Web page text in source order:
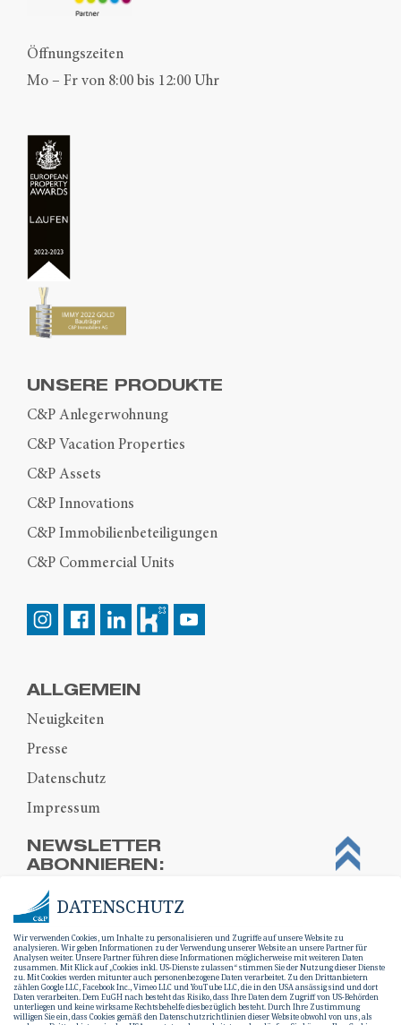
Öffnungszeiten
Mo – Fr von 8:00 bis 12:00 Uhr
UNSERE PRODUKTE
C&P Anlegerwohnung
C&P Vacation Properties
C&P Assets
C&P Innovations
C&P Immobilienbeteiligungen
C&P Commercial Units
ALLGEMEIN
Neuigkeiten
Presse
Datenschutz
Impressum
NEWSLETTER
ABONNIEREN:
DATENSCHUTZ
Wir verwenden Cookies, um Inhalte zu personalisieren und Zugriffe auf unsere Website zu
analysieren. Wir geben Informationen zu der Verwendung unserer Website an unsere Partner für
Analysen weiter. Unsere Partner führen diese Informationen möglicherweise mit weiteren Daten
zusammen. Mit Klick auf „Cookies inkl. US-Dienste zulassen“ stimmen Sie der Nutzung dieser Dienste
zu. Mit Cookies werden mitunter auch personenbezogene Daten verarbeitet. Zu den Drittanbietern
zählen Google LLC, Facebook Inc., Vimeo LLC und YouTube LLC, die in den USA ansässig sind und dort
Daten verarbeiten. Dem EuGH nach besteht das Risiko, dass Ihre Daten dem Zugriff von US-Behörden
unterliegen und keine wirksame Rechtsbehelfe diesbezüglich besteht. Durch Ihre Zustimmung
willigen Sie ein, dass Cookies gemäß den Datenschutzrichtlinien dieser Website obwohl von uns, als